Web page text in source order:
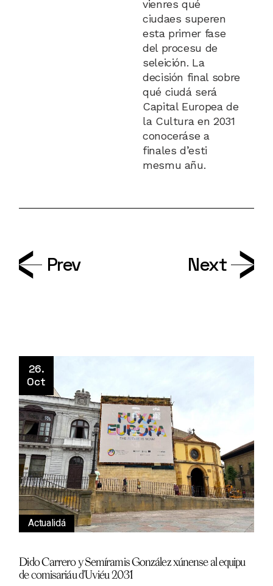
vienres qué
ciudaes superen
esta primer fase
del procesu de
seleición. La
decisión final sobre
qué ciudá será
Capital Europea de
la Cultura en 2031
conoceráse a
finales d’esti
mesmu añu.
Prev Next
26.
Oct
Actualidá
Dido Carrero y Semíramis González xúnense al equipu
de comisariáu d’Uviéu 2031